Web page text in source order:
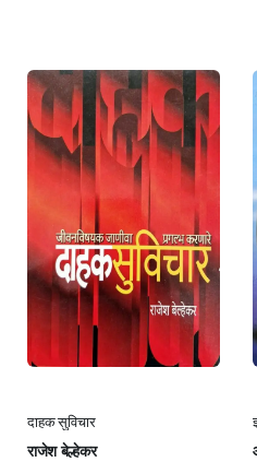
दाहक सुविचार
राजेश बेल्हेकर